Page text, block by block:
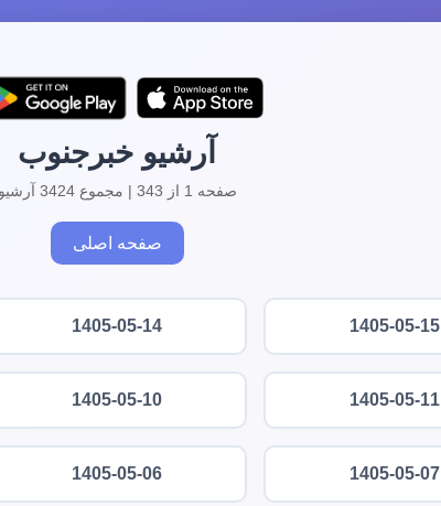
آرشیو خبرجنوب
صفحه 1 از 343 | مجموع 3424 آرشیو
صفحه اصلی
1405-05-15
1405-05-14
1405-05-11
1405-05-10
1405-05-07
1405-05-06